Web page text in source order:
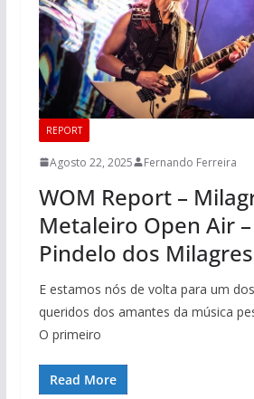
REPORT
Agosto 22, 2025 Fernando Ferreira
WOM Report –
Metaleiro Open Air –
Pindelo dos
E estamos nós de volta para um
queridos dos amantes da música
O primeiro
Read More